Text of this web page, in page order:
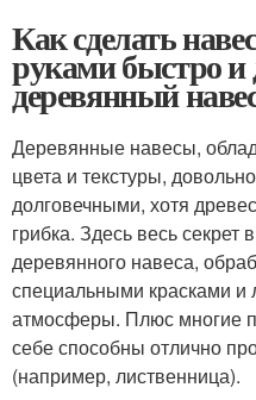
Как сделать
руками быстро
деревянный
Деревянные навесы,
цвета и текстуры,
долговечными, хотя
грибка. Здесь весь секрет
деревянного навеса,
специальными красками и
атмосферы. Плюс многие
себе способны отлично
(например, лиственница).